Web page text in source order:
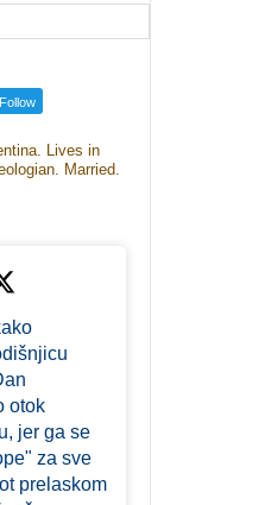
Follow
Lives in
Married.
otok
jer ga se
za sve
prelaskom